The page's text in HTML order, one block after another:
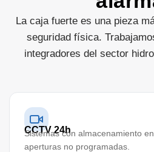
La caja fuerte es una pieza
seguridad física.
integradores del sector
CCTV 24h
Sistemas con almacenamiento
aperturas no programadas.